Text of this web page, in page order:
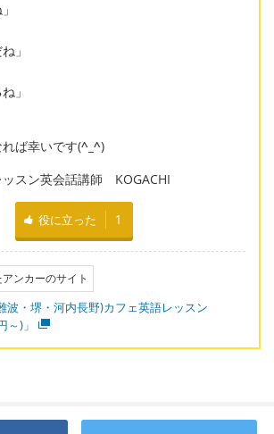
」
」
ば幸いです(^_^)
スン英会話講師 KOGACHI
役に立った 1
ンカーのサイト
波・堺・河内長野)カフェ英語レッスン
～)」